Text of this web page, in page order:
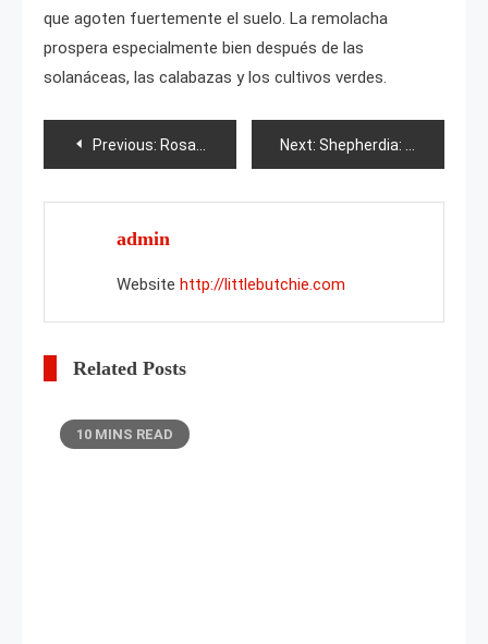
que agoten fuertemente el suelo. La remolacha
prospera especialmente bien después de las
solanáceas, las calabazas y los cultivos verdes.
Post
navigation
Previous: Rosa Royal Baccarat Next: Shepherdia: descripción y cultivo
admin
Website http://littlebutchie.com
Related Posts
10 MINS READ